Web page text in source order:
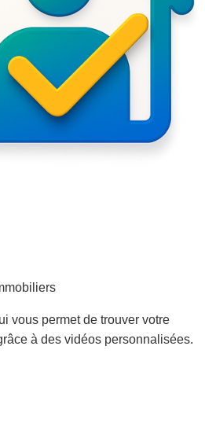
vous permet de trouver votre
à des vidéos personnalisées.